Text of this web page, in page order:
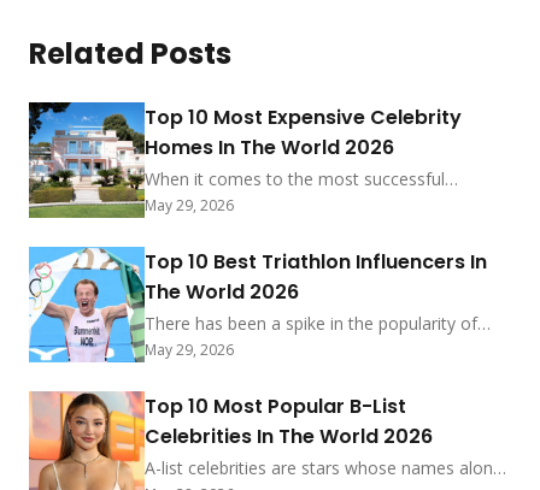
Related Posts
Top 10 Most Expensive Celebrity
Homes In The World 2026
When it comes to the most successful
celebrities in the world, their homes are much
declaration of their unrivaled success, a private
sanctuary, and frequently an architectural
marvel. By the middle of the year 2025, the
real estate portfolios of Hollywood’s most
affluent individuals continue […] More
May 29, 2026
Top 10 Best Triathlon Influencers In
The World 2026
There has been a spike in the popularity of
triathlon, which is a sport that requires
running. This surge in popularity has been
propelled not just by exceptional physical feats
but also by a thriving community of online
influencers. Using social media, these people
May 29, 2026
Top 10 Most Popular B-List
Celebrities In The World 2026
A-list celebrities are stars whose names alone